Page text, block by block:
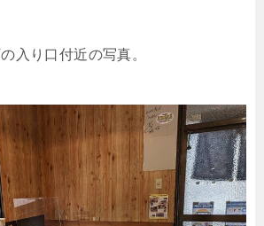
入り口付近の写真。